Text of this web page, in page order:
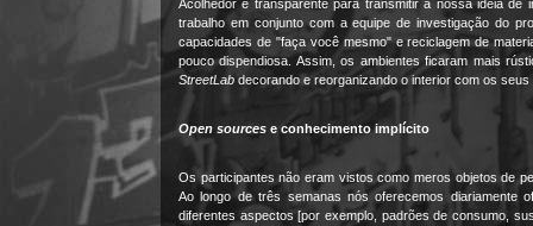
Acolhedor e transparente para transmitir a nossa idéia
trabalho em conjunto com a equipe de investigação do
capacidades de "faça você mesmo" e reciclagem de
pouco dispendiosa. Assim, os ambientes ficaram mais
StreetLab decorando e reorganizando o interior com os
Open sources e conhecimento implícito
Os participantes não eram vistos como meros objetos de
Ao longo de três semanas nós oferecemos diariamente
diferentes aspectos [por exemplo, padrões de consumo,